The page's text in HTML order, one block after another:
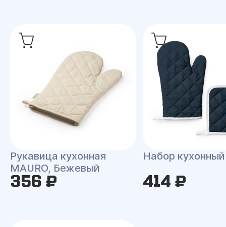
Рукавица кухонная
MAURO, Бежевый
356 ₽
Набор кухонный
414 ₽